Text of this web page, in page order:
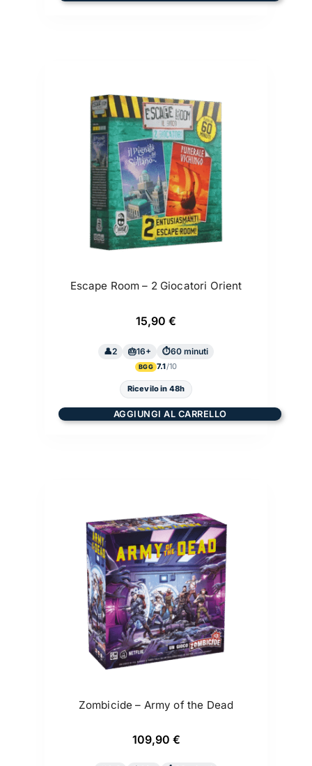
Escape Room – 2 Giocatori Orient
15,90 €
2 16+ 60 minuti
BGG 7.1
Ricevilo in 48h
AGGIUNGI AL CARRELLO
Zombicide – Army of the Dead
109,90 €